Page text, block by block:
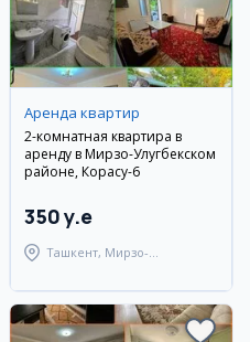
Аренда квартир
2-комнатная квартира в
аренду в Мирзо-Улугбекском
районе, Корасу-6
350 y.e
Ташкент, Мирзо-